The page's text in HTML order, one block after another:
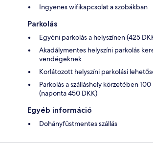
Ingyenes wifikapcsolat a szobákban
Parkolás
Egyéni parkolás a helyszínen (425
Akadálymentes helyszíni parkolás
vendégeknek
Korlátozott helyszíni parkolási
Parkolás a szálláshely körzetében
(naponta 450 DKK)
Egyéb információ
Dohányfüstmentes szállás